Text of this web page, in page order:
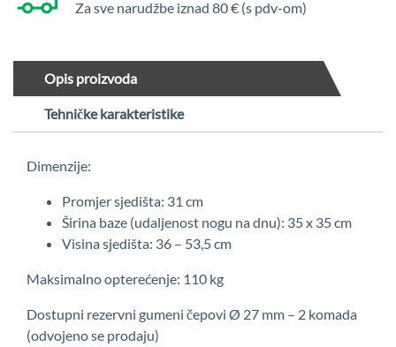
Za sve narudžbe iznad 80 € (s pdv-om)
Opis proizvoda
Tehničke karakteristike
Dimenzije:
Promjer sjedišta: 31 cm
Širina baze (udaljenost nogu na dnu): 35 x 35 cm
Visina sjedišta: 36 – 53,5 cm
Maksimalno opterećenje: 110 kg
Dostupni rezervni gumeni čepovi Ø 27 mm – 2 komada
(odvojeno se prodaju)